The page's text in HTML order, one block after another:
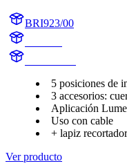
BRI923/00
5 posiciones de
3 accesorios:
Aplicación
Uso con cable
+ lapiz
Ver producto